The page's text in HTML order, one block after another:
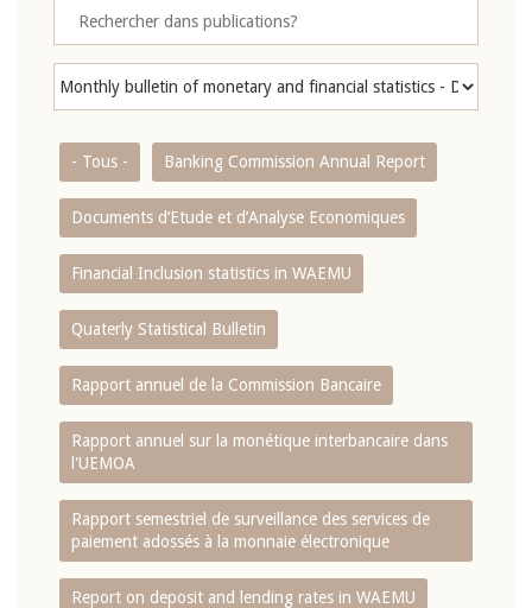
- Tous - Banking Commission Annual Report
Documents d’Etude et d’Analyse Economiques
Financial Inclusion statistics in WAEMU
Quaterly Statistical Bulletin
Rapport annuel de la Commission Bancaire
Rapport annuel sur la monétique interbancaire dans
l'UEMOA
Rapport semestriel de surveillance des services de
paiement adossés à la monnaie électronique
Report on deposit and lending rates in WAEMU